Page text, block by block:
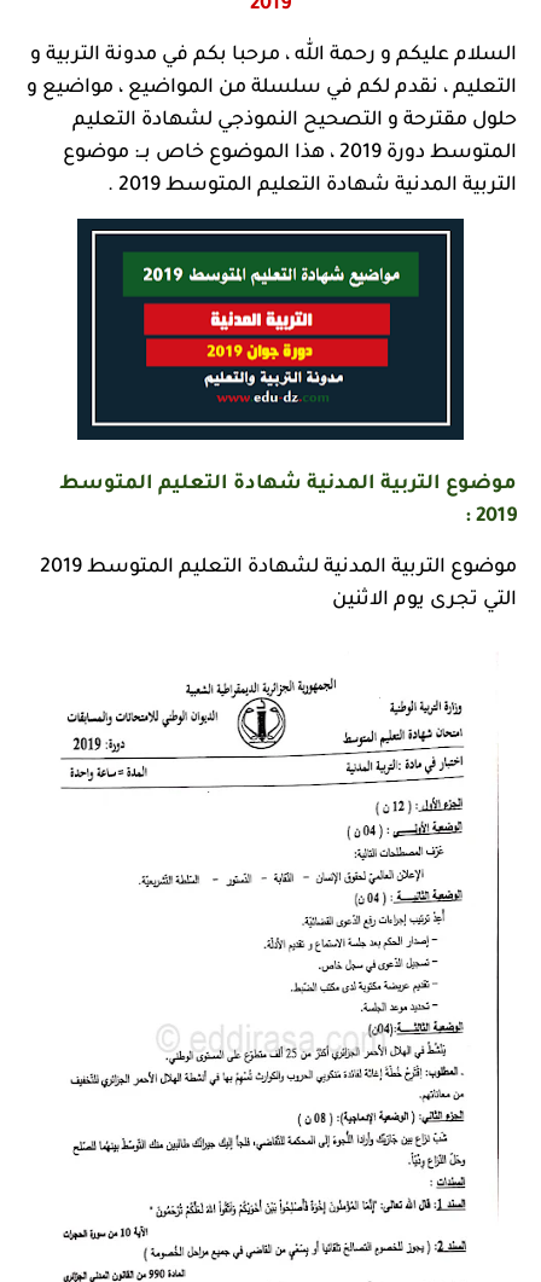
السلام عليكم و رحمة الله ، مرحبا بكم في مدونة التربية و
التعليم ، نقدم لكم في سلسلة من المواضيع ، مواضيع و
حلول مقترحة و التصحيح النموذجي لشهادة التعليم
المتوسط دورة 2019 ، هذا الموضوع خاص بــ: موضوع
التربية المدنية شهادة التعليم المتوسط 2019 .
موضوع التربية المدنية شهادة التعليم المتوسط
2019 :
موضوع التربية المدنية لشهادة التعليم المتوسط 2019
التي تجرى يوم الاثنين